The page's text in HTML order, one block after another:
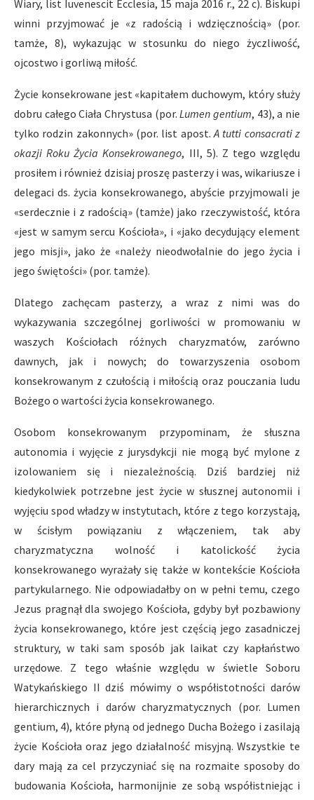
Wiary, list Iuvenescit Ecclesia, 15 maja 2016 r., 22 c). Biskupi
winni przyjmować je «z radością i wdzięcznością» (por.
tamże, 8), wykazując w stosunku do niego życzliwość,
ojcostwo i gorliwą miłość.
Życie konsekrowane jest «kapitałem duchowym, który służy
dobru całego Ciała Chrystusa (por.Lumen gentium, 43), a nie
tylko rodzin zakonnych» (por. list apost.A tutti consacrati z
okazji Roku Życia Konsekrowanego, III, 5). Z tego względu
prosiłem i również dzisiaj proszę pasterzy i was, wikariusze i
delegaci ds. życia konsekrowanego, abyście przyjmowali je
«serdecznie i z radością» (tamże) jako rzeczywistość, która
«jest w samym sercu Kościoła», i «jako decydujący element
jego misji», jako że «należy nieodwołalnie do jego życia i
jego świętości» (por. tamże).
Dlatego zachęcam pasterzy, a wraz z nimi was do
wykazywania szczególnej gorliwości w promowaniu w
waszych Kościołach różnych charyzmatów, zarówno
dawnych, jak i nowych; do towarzyszenia osobom
konsekrowanym z czułością i miłością oraz pouczania ludu
Bożego o wartości życia konsekrowanego.
Osobom konsekrowanym przypominam, że słuszna
autonomia i wyjęcie z jurysdykcji nie mogą być mylone z
izolowaniem się i niezależnością. Dziś bardziej niż
kiedykolwiek potrzebne jest życie w słusznej autonomii i
wyjęciu spod władzy w instytutach, które z tego korzystają,
w ścisłym powiązaniu z włączeniem, tak aby
charyzmatyczna wolność i katolickość życia
konsekrowanego wyrażały się także w kontekście Kościoła
partykularnego. Nie odpowiadałby on w pełni temu, czego
Jezus pragnął dla swojego Kościoła, gdyby był pozbawiony
życia konsekrowanego, które jest częścią jego zasadniczej
struktury, w taki sam sposób jak laikat czy kapłaństwo
urzędowe. Z tego właśnie względu w świetle Soboru
Watykańskiego II dziś mówimy o współistotności darów
hierarchicznych i darów charyzmatycznych (por. Lumen
gentium, 4), które płyną od jednego Ducha Bożego i zasilają
życie Kościoła oraz jego działalność misyjną. Wszystkie te
dary mają za cel przyczyniać się na rozmaite sposoby do
budowania Kościoła, harmonijnie ze sobą współistniejąc i